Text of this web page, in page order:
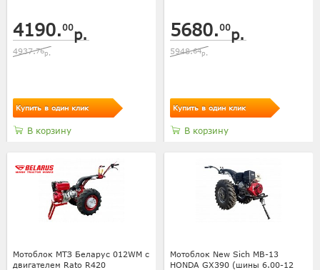
4190.00р.
4937.76р.
Купить в один клик
В корзину
5680.00р.
5948.64р.
Купить в один клик
В корзину
Мотоблок МТЗ Беларус 012WM с
двигателем Rato R420
Мотоблок New Sich MB-13
HONDA GX390 (шины 6.00-12